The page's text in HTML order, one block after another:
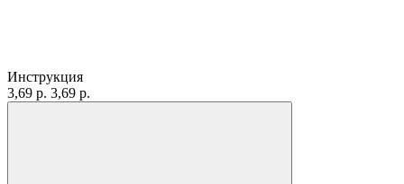
Инструкция
3,69 р. 3,69 р.